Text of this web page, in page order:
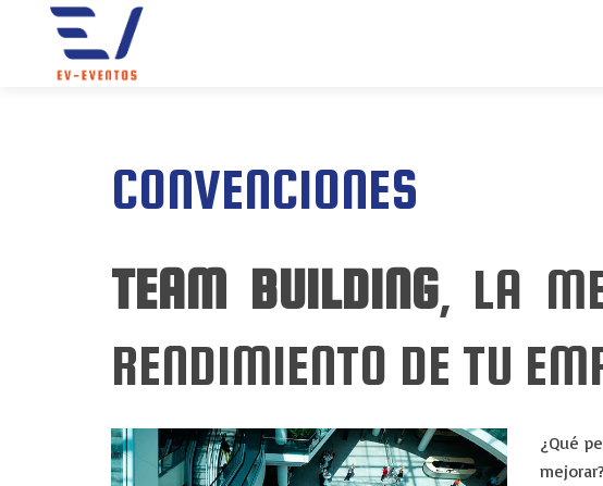
CONVENCIONES
TEAM BUILDING, LA
RENDIMIENTO DE TU
¿Qué